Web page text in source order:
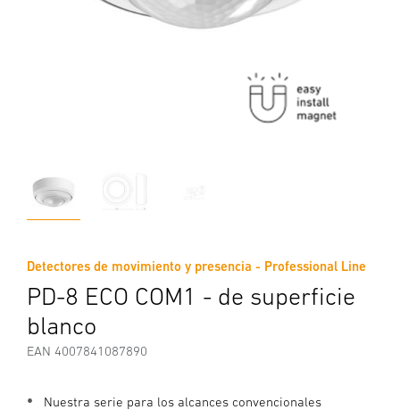
Detectores de movimiento y presencia - Professional Line
PD-8 ECO COM1 - de superficie
blanco
EAN 4007841087890
Nuestra serie para los alcances convencionales